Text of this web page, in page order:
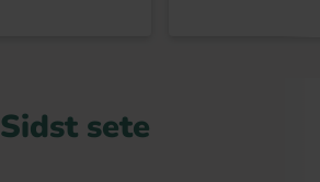
Sidst sete